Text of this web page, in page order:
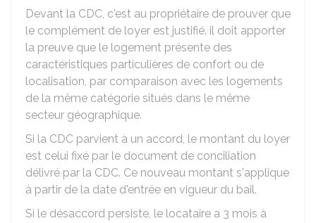
Devant la CDC, c'est au propriétaire de prouver que
le complément de loyer est justifié. il doit apporter
la preuve que le logement présente des
caractéristiques particulières de confort ou de
localisation, par comparaison avec les logements
de la même catégorie situés dans le même
secteur géographique.
Si la CDC parvient à un accord, le montant du loyer
est celui fixé par le document de conciliation
délivré par la CDC. Ce nouveau montant s'applique
à partir de la date d'entrée en vigueur du bail.
Si le désaccord persiste, le locataire a 3 mois à